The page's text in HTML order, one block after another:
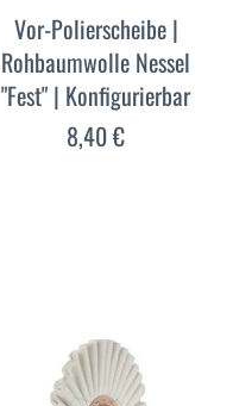
Vor-Polierscheibe |
Rohbaumwolle Nessel
"Fest" | Konfigurierbar
8,40 €